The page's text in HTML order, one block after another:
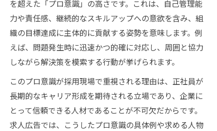
を超えた「プロ意識」の高さです。これは、自己管理能
力や責任感、継続的なスキルアップへの意欲を含み、組
織の目標達成に主体的に貢献する姿勢を意味します。例
えば、問題発生時に迅速かつ的確に対応し、周囲と協力
しながら解決策を模索する行動が挙げられます。
このプロ意識が採用現場で重視される理由は、正社員が
長期的なキャリア形成を期待される立場であり、企業に
とって信頼できる人材であることが不可欠だからです。
求人広告では、こうしたプロ意識の具体例や求める人物